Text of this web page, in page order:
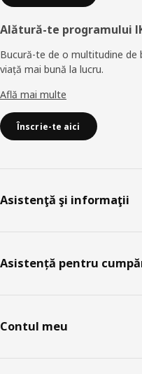
Alătură-te programului
Bucură-te de o multitudine de
viață mai bună la lucru.
Află mai multe
Înscrie-te aici
Asistenţă şi informaţii
Asistență pentru
Contul meu